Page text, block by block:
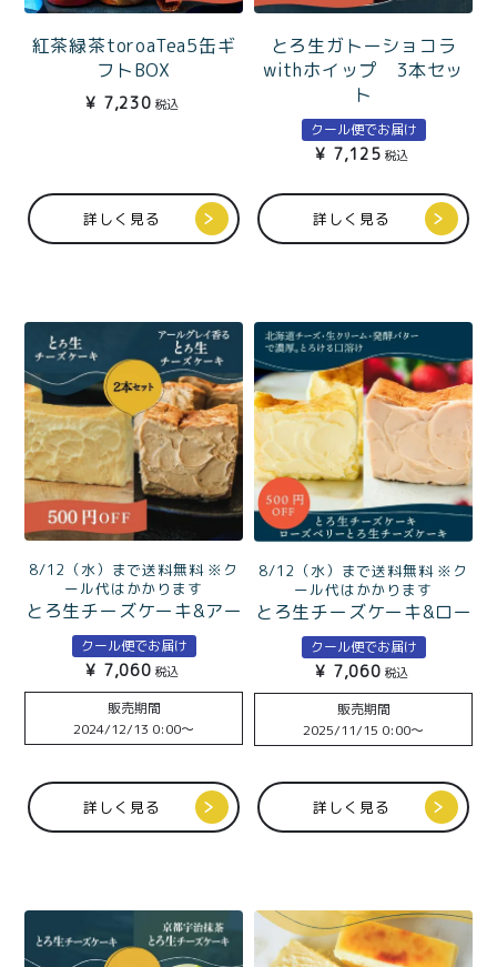
紅茶緑茶toroaTea5缶ギ
フトBOX
¥ 7,230 税込
詳しく見る
とろ生ガトーショコラ
withホイップ 3本セッ
ト
クール便でお届け
¥ 7,125 税込
詳しく見る
8/12（水）まで送料無料 ※ク
ール代はかかります
とろ生チーズケーキ&アー
ルグレイ香るとろ生チー
ズケーキ
クール便でお届け
¥ 7,060 税込
販売期間
2024/12/13 0:00〜
詳しく見る
8/12（水）まで送料無料 ※ク
ール代はかかります
とろ生チーズケーキ&ロー
ズベリーとろ生チーズケ
ーキ
クール便でお届け
¥ 7,060 税込
販売期間
2025/11/15 0:00〜
詳しく見る